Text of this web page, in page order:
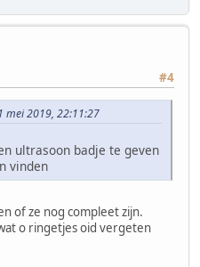
#4
mei 2019, 22:11:27
ultrasoon badje te geven
vinden
of ze nog compleet zijn.
o ringetjes oid vergeten